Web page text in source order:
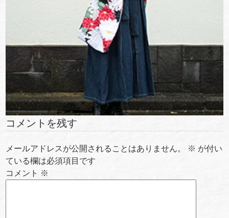
コメントを残す
メールアドレスが公開されることはありません。 ※ が付い
ている欄は必須項目です
コメント ※